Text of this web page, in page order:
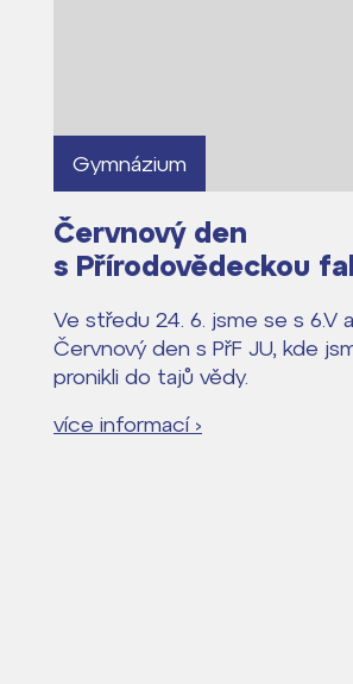
Gymnázium
Červnový den
s Přírodovědeckou
Ve středu 24. 6. jsme se s 6.V
Červnový den s PřF JU, kde
pronikli do tajů vědy.
více informací ›